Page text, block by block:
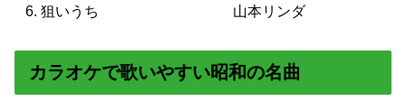
狙いうち 山本リンダ
カラオケで歌いやすい昭和の名曲